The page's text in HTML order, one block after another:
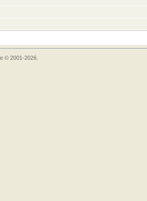
© 2001-2026.